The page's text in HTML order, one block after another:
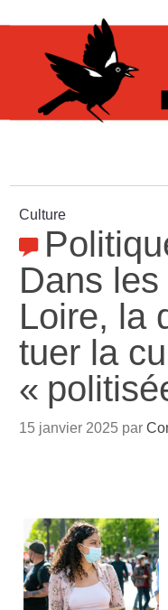
Culture
Dans
Loire, la
tuer la
«
15 janvier 2025 par